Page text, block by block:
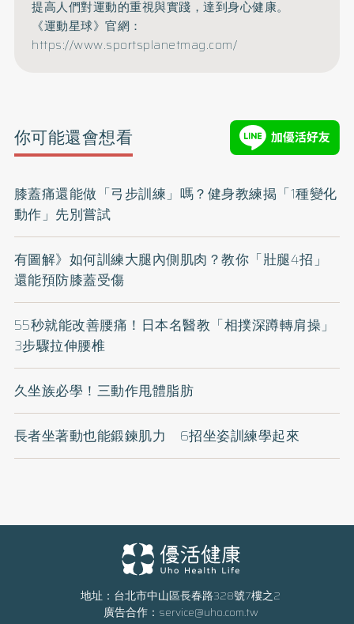
提高人們對運動的重視與實踐，達到身心健康。
《運動星球》官網：
https://www.sportsplanetmag.com/
你可能還會想看
膝蓋痛還能做「弓步訓練」嗎？健身教練揭「1種變化
動作」先別嘗試
有圖解》如何訓練大腿內側肌肉？教你「壯腿4招」
還能預防膝蓋受傷
55秒就能改善腰痛！日本名醫教「相撲深蹲轉肩操」
3步驟拉伸腰椎
久坐族必學！三動作甩體脂肪
長者坐著動也能鍛鍊肌力 6招坐姿訓練學起來
地址：台北市中山區長春路328號7樓之2
廣告合作： service@uho.com.tw